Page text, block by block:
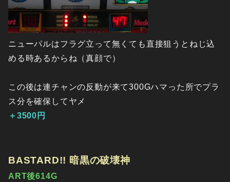
ニューパルはフラグ立って無くても直接狙うとねじ込
める時あるからね（真顔で）
この後は連チャンの反動が来て300Gハマった所でプラ
ス分を確保してヤメ
＋3500円
BASTARD!! 暗黒の破壊神
ART後614G